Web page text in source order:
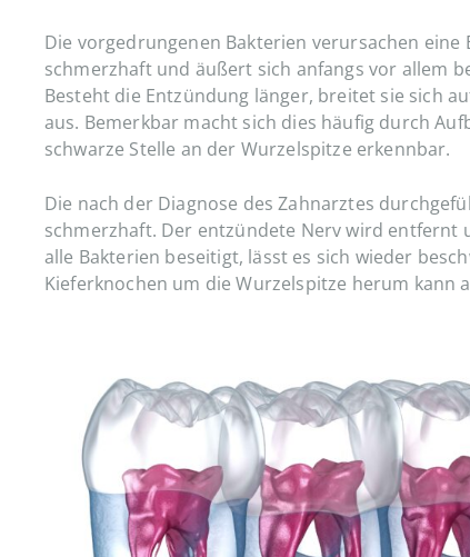
Die vorgedrungenen Bakterien verursachen
schmerzhaft und äußert sich anfangs vor allem
Besteht die Entzündung länger, breitet sie sich
aus. Bemerkbar macht sich dies häufig durch
schwarze Stelle an der Wurzelspitze erkennbar.
Die nach der Diagnose des Zahnarztes
schmerzhaft. Der entzündete Nerv wird entfernt
alle Bakterien beseitigt, lässt es sich wieder
Kieferknochen um die Wurzelspitze herum kann